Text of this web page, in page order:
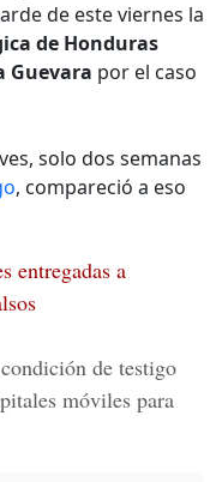
de este viernes la
de Honduras
Guevara por el caso
solo dos semanas
, compareció a eso
entregadas a
de testigo
móviles para